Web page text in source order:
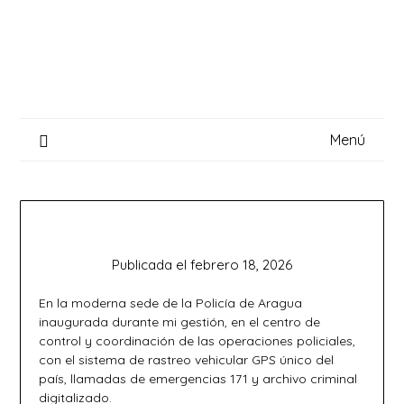
Menú
Publicada el febrero 18, 2026
En la moderna sede de la Policía de Aragua
inaugurada durante mi gestión, en el centro de
control y coordinación de las operaciones policiales,
con el sistema de rastreo vehicular GPS único del
país, llamadas de emergencias 171 y archivo criminal
digitalizado.